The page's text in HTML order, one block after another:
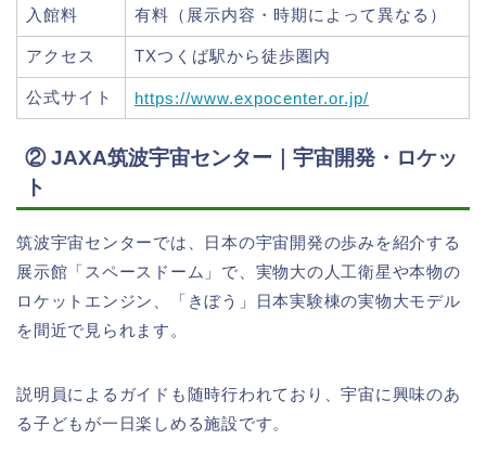
入館料 有料（展示内容・時期によって異なる）
アクセス TXつくば駅から徒歩圏内
公式サイト https://www.expocenter.or.jp/
② JAXA筑波宇宙センター｜宇宙開発・ロケッ
ト
筑波宇宙センターでは、日本の宇宙開発の歩みを紹介する
展示館「スペースドーム」で、実物大の人工衛星や本物の
ロケットエンジン、「きぼう」日本実験棟の実物大モデル
を間近で見られます。
説明員によるガイドも随時行われており、宇宙に興味のあ
る子どもが一日楽しめる施設です。